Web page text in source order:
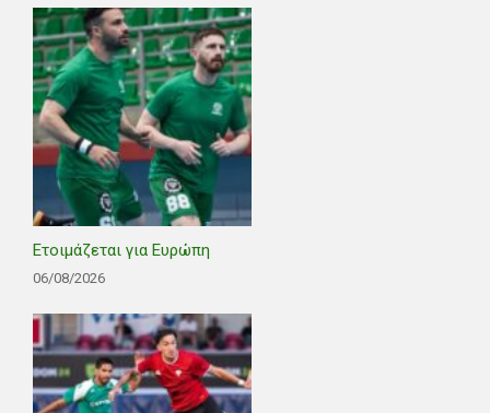
Ετοιμάζεται για Ευρώπη
06/08/2026